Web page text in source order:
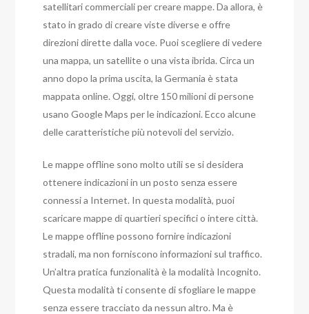
satellitari commerciali per creare mappe. Da allora, è
stato in grado di creare viste diverse e offre
direzioni dirette dalla voce. Puoi scegliere di vedere
una mappa, un satellite o una vista ibrida. Circa un
anno dopo la prima uscita, la Germania è stata
mappata online. Oggi, oltre 150 milioni di persone
usano Google Maps per le indicazioni. Ecco alcune
delle caratteristiche più notevoli del servizio.
Le mappe offline sono molto utili se si desidera
ottenere indicazioni in un posto senza essere
connessi a Internet. In questa modalità, puoi
scaricare mappe di quartieri specifici o intere città.
Le mappe offline possono fornire indicazioni
stradali, ma non forniscono informazioni sul traffico.
Un’altra pratica funzionalità è la modalità Incognito.
Questa modalità ti consente di sfogliare le mappe
senza essere tracciato da nessun altro. Ma è